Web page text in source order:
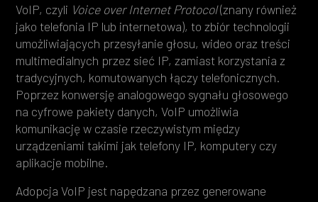
VoIP, czyli Voice over Internet Protocol(znany również
jako telefonia IP lub internetowa), to zbiór technologii
umożliwiających przesyłanie głosu, wideo oraz treści
multimedialnych przez sieć IP, zamiast korzystania z
tradycyjnych, komutowanych łączy telefonicznych.
Poprzez konwersję analogowego sygnału głosowego
na cyfrowe pakiety danych, VoIP umożliwia
komunikację w czasie rzeczywistym między
urządzeniami takimi jak telefony IP, komputery czy
aplikacje mobilne.
Adopcja VoIP jest napędzana przez generowane